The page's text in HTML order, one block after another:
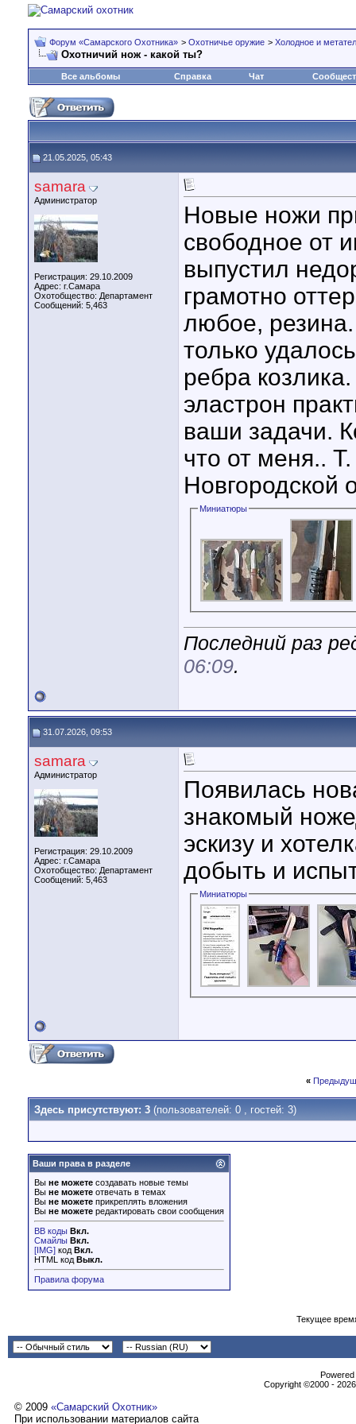
Форум «Самарского Охотника» > Охотничье оружие > Холодное и
Охотничий нож - какой ты?
Все альбомы Справка Чат
21.05.2025, 05:43
samara
Администратор
Регистрация: 29.10.2009
Адрес: г.Самара
Охотобщество: Департамент
Сообщений: 5,463
Новые ножи
свободное от
выпустил
грамотно
любое,
только
ребра
эластрон
ваши задачи.
что от меня..
Новгородской
Миниатюры
Последний раз
06:09.
31.07.2026, 09:53
samara
Администратор
Регистрация: 29.10.2009
Адрес: г.Самара
Охотобщество: Департамент
Сообщений: 5,463
Появилась
знакомый
эскизу и
добыть и
Миниатюры
«
Здесь присутствуют: 3 (пользователей: 0 , гостей: 3)
Ваши права в разделе
Вы не можете создавать новые темы
Вы не можете отвечать в темах
Вы не можете прикреплять вложения
Вы не можете редактировать свои сообщения
BB коды Вкл.
Смайлы Вкл.
[IMG] код Вкл.
HTML код Выкл.
Правила форума
Текущее
Copyright ©2000 -
© 2009 «Самарский Охотник»
При использовании материалов сайта